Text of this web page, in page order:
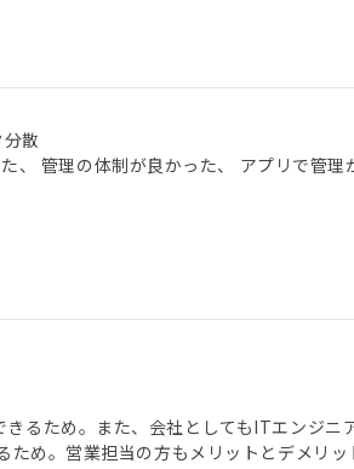
散
、 管理の体制が良かった、 アプリで管理
るため。また、会社としてもITエンジニ
め。営業担当の方もメリットとデメリ